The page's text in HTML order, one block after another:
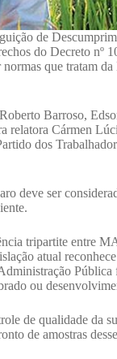
de
do Decreto nº
que tratam da
Barroso,
relatora Cármen
dos
deve ser
tripartite entre
atual reconhece
ou
de qualidade da
de amostras